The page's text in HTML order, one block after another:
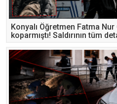
Konyalı Öğretmen Fatma
koparmıştı! Saldırının tüm